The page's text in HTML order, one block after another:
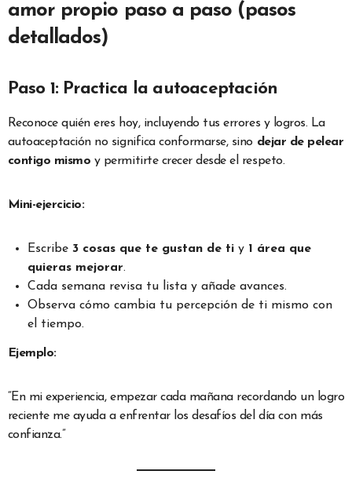
amor propio paso a paso (pasos
detallados)
Paso 1: Practica la autoaceptación
Reconoce quién eres hoy, incluyendo tus errores y logros. La
autoaceptación no significa conformarse, sino dejar de pelear
contigo mismo y permitirte crecer desde el respeto.
Mini-ejercicio:
Escribe 3 cosas que te gustan de ti y 1 área que
quieras mejorar.
Cada semana revisa tu lista y añade avances.
Observa cómo cambia tu percepción de ti mismo con
el tiempo.
Ejemplo:
“En mi experiencia, empezar cada mañana recordando un logro
reciente me ayuda a enfrentar los desafíos del día con más
confianza.”